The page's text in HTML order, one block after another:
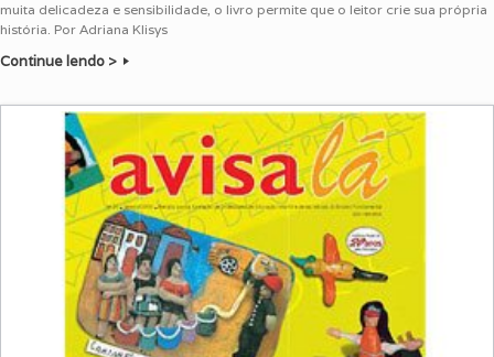
muita delicadeza e sensibilidade, o livro permite que o leitor crie sua própria
história. Por Adriana Klisys
Continue lendo >